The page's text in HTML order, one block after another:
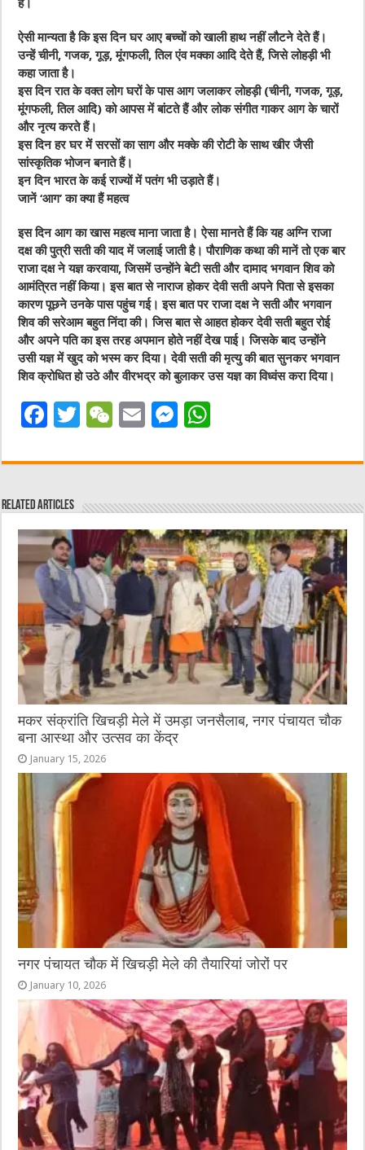
हैं।
ऐसी मान्यता है कि इस दिन घर आए बच्चों को खाली हाथ नहीं लौटने देते हैं।
उन्हें चीनी, गजक, गूड़, मूंगफली, तिल एंव मक्का आदि देते हैं, जिसे लोहड़ी भी
कहा जाता है।
इस दिन रात के वक्त लोग घरों के पास आग जलाकर लोहड़ी (चीनी, गजक, गूड़,
मूंगफली, तिल आदि) को आपस में बांटते हैं और लोक संगीत गाकर आग के चारों
और नृत्य करते हैं।
इस दिन हर घर में सरसों का साग और मक्के की रोटी के साथ खीर जैसी
सांस्कृतिक भोजन बनाते हैं।
इन दिन भारत के कई राज्यों में पतंग भी उड़ाते हैं।
जानें ‘आग’ का क्या हैं महत्व
इस दिन आग का खास महत्व माना जाता है। ऐसा मानते हैं कि यह अग्नि राजा
दक्ष की पुत्री सती की याद में जलाई जाती है। पौराणिक कथा की मानें तो एक बार
राजा दक्ष ने यज्ञ करवाया, जिसमें उन्होंने बेटी सती और दामाद भगवान शिव को
आमंत्रित नहीं किया। इस बात से नाराज होकर देवी सती अपने पिता से इसका
कारण पूछने उनके पास पहुंच गई। इस बात पर राजा दक्ष ने सती और भगवान
शिव की सरेआम बहुत निंदा की। जिस बात से आहत होकर देवी सती बहुत रोई
और अपने पति का इस तरह अपमान होते नहीं देख पाई। जिसके बाद उन्होंने
उसी यज्ञ में खुद को भस्म कर दिया। देवी सती की मृत्यु की बात सुनकर भगवान
शिव क्रोधित हो उठे और वीरभद्र को बुलाकर उस यज्ञ का विध्वंस करा दिया।
F
c
e
b
o
o
k
T
it
r
W
C
at
E
ai
M
ss
n
g
er
at
A
p
p
Related Articles
मकर संक्रांति खिचड़ी मेले में उमड़ा जनसैलाब, नगर पंचायत चौक
बना आस्था और उत्सव का केंद्र
January 15, 2026
नगर पंचायत चौक में खिचड़ी मेले की तैयारियां जोरों पर
January 10, 2026